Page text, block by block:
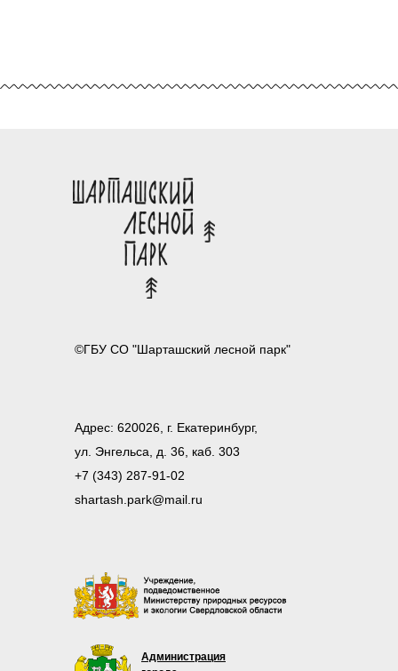
©ГБУ СО "Шарташский лесной парк"
Адрес: 620026, г. Екатеринбург,
ул. Энгельса, д. 36, каб. 303
+7 (343) 287-91-02
shartash.park@mail.ru
Администрация